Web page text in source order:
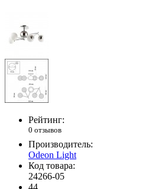
Рейтинг:
0 отзывов
Производитель:
Odeon Light
Код товара:
24266-05
44